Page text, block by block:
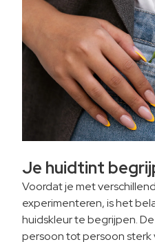
Je huidtint
Voordat je met
experimenteren, is het
huidskleur te begrijpen.
persoon tot persoon sterk